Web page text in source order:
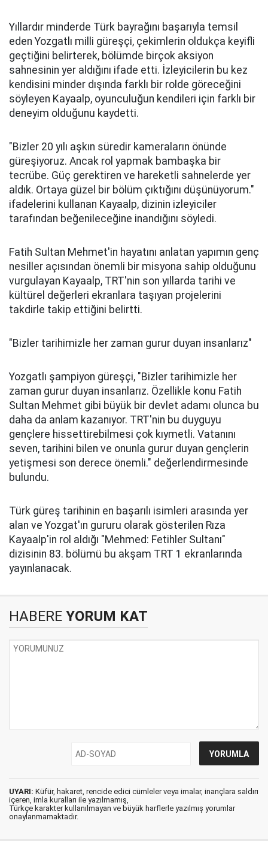
Yıllardır minderde Türk bayrağını başarıyla temsil
eden Yozgatlı milli güreşçi, çekimlerin oldukça keyifli
geçtiğini belirterek, bölümde birçok aksiyon
sahnesinin yer aldığını ifade etti. İzleyicilerin bu kez
kendisini minder dışında farklı bir rolde göreceğini
söyleyen Kayaalp, oyunculuğun kendileri için farklı bir
deneyim olduğunu kaydetti.
"Bizler 20 yılı aşkın süredir kameraların önünde
güreşiyoruz. Ancak rol yapmak bambaşka bir
tecrübe. Güç gerektiren ve hareketli sahnelerde yer
aldık. Ortaya güzel bir bölüm çıktığını düşünüyorum."
ifadelerini kullanan Kayaalp, dizinin izleyiciler
tarafından beğenileceğine inandığını söyledi.
Fatih Sultan Mehmet'in hayatını anlatan yapımın genç
nesiller açısından önemli bir misyona sahip olduğunu
vurgulayan Kayaalp, TRT'nin son yıllarda tarihi ve
kültürel değerleri ekranlara taşıyan projelerini
takdirle takip ettiğini belirtti.
"Bizler tarihimizle her zaman gurur duyan insanlarız"
Yozgatlı şampiyon güreşçi, "Bizler tarihimizle her
zaman gurur duyan insanlarız. Özellikle konu Fatih
Sultan Mehmet gibi büyük bir devlet adamı olunca bu
daha da anlam kazanıyor. TRT'nin bu duyguyu
gençlere hissettirebilmesi çok kıymetli. Vatanını
seven, tarihini bilen ve onunla gurur duyan gençlerin
yetişmesi son derece önemli." değerlendirmesinde
bulundu.
Türk güreş tarihinin en başarılı isimleri arasında yer
alan ve Yozgat'ın gururu olarak gösterilen Rıza
Kayaalp'in rol aldığı "Mehmed: Fetihler Sultanı"
dizisinin 83. bölümü bu akşam TRT 1 ekranlarında
yayınlanacak.
HABERE YORUM KAT
UYARI: Küfür, hakaret, rencide edici cümleler veya imalar, inançlara saldırı
içeren, imla kuralları ile yazılmamış,
Türkçe karakter kullanılmayan ve büyük harflerle yazılmış yorumlar
onaylanmamaktadır.